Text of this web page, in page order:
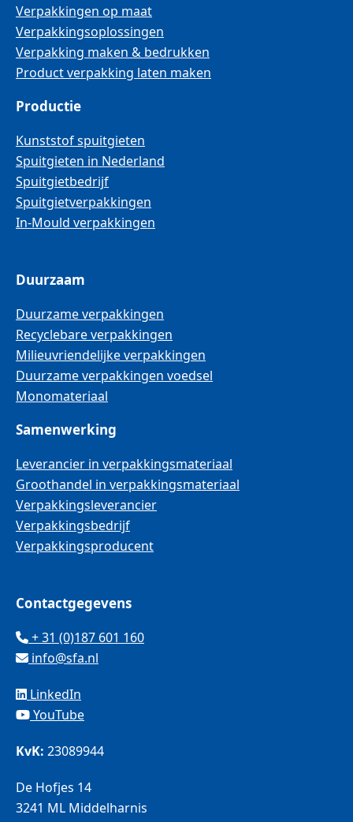
Verpakkingen op maat
Verpakkingsoplossingen
Verpakking maken & bedrukken
Product verpakking laten maken
Productie
Kunststof spuitgieten
Spuitgieten in Nederland
Spuitgietbedrijf
Spuitgietverpakkingen
In-Mould verpakkingen
Duurzaam
Duurzame verpakkingen
Recyclebare verpakkingen
Milieuvriendelijke verpakkingen
Duurzame verpakkingen voedsel
Monomateriaal
Samenwerking
Leverancier in verpakkingsmateriaal
Groothandel in verpakkingsmateriaal
Verpakkingsleverancier
Verpakkingsbedrijf
Verpakkingsproducent
Contactgegevens
+ 31 (0)187 601 160
info@sfa.nl
LinkedIn
YouTube
KvK: 23089944
De Hofjes 14
3241 ML Middelharnis